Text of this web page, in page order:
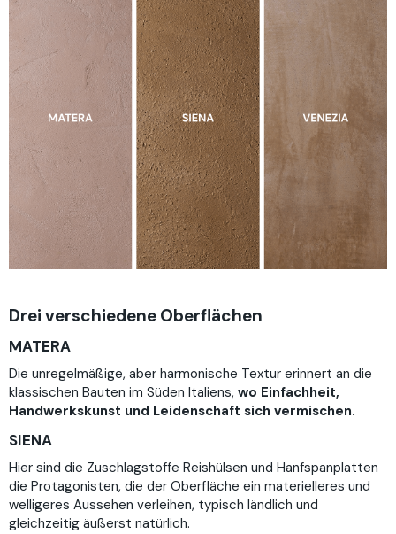
Drei verschiedene Oberflächen
MATERA
Die unregelmäßige, aber harmonische Textur erinnert an die
klassischen Bauten im Süden Italiens, wo Einfachheit,
Handwerkskunst und Leidenschaft sich vermischen.
SIENA
Hier sind die Zuschlagstoffe Reishülsen und Hanfspanplatten
die Protagonisten, die der Oberfläche ein materielleres und
welligeres Aussehen verleihen, typisch ländlich und
gleichzeitig äußerst natürlich.